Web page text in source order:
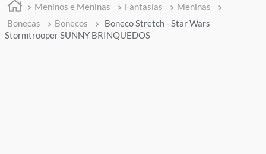
Meninos e Meninas Fantasias
Meninas
Bonecas
Bonecos
Boneco Stretch - Star Wars
Stormtrooper SUNNY BRINQUEDOS
1
meninos
2º
marvel legends